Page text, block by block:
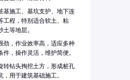
基施工、基坑支护、地下连
工程，特别适合软土、粘
土等地层。
劲，作业效率高，适应多种
件，操作灵活，维护简便。
转钻头掏挖土方，形成桩孔
，用于建筑基础施工。